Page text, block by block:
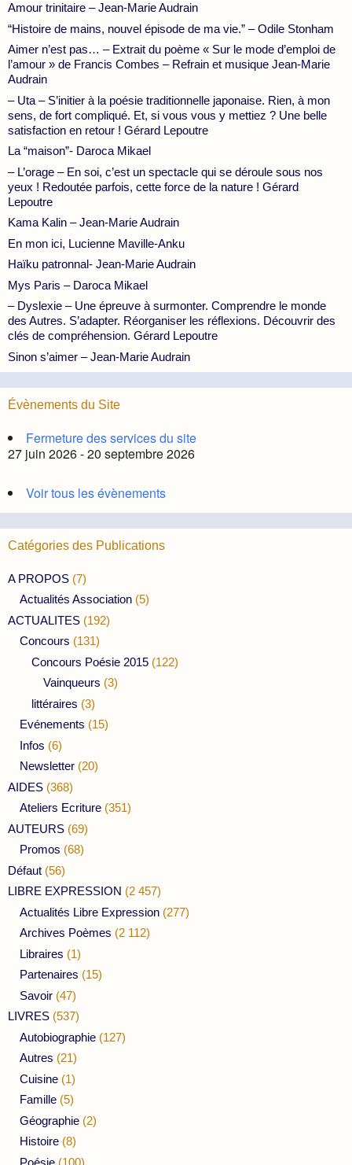
Amour trinitaire – Jean-Marie Audrain
“Histoire de mains, nouvel épisode de ma vie.” – Odile Stonham
Aimer n’est pas… – Extrait du poème « Sur le mode d’emploi de
l’amour » de Francis Combes – Refrain et musique Jean-Marie
Audrain
– Uta – S’initier à la poésie traditionnelle japonaise. Rien, à mon
sens, de fort compliqué. Et, si vous vous y mettiez ? Une belle
satisfaction en retour ! Gérard Lepoutre
La “maison”- Daroca Mikael
– L’orage – En soi, c’est un spectacle qui se déroule sous nos
yeux ! Redoutée parfois, cette force de la nature ! Gérard
Lepoutre
Kama Kalin – Jean-Marie Audrain
En mon ici, Lucienne Maville-Anku
Haïku patronnal- Jean-Marie Audrain
Mys Paris – Daroca Mikael
– Dyslexie – Une épreuve à surmonter. Comprendre le monde
des Autres. S’adapter. Réorganiser les réflexions. Découvrir des
clés de compréhension. Gérard Lepoutre
Sinon s’aimer – Jean-Marie Audrain
Évènements du Site
Fermeture des services du site
27 juin 2026 - 20 septembre 2026
Voir tous les évènements
Catégories des Publications
A PROPOS (7)
Actualités Association (5)
ACTUALITES (192)
Concours (131)
Concours Poésie 2015 (122)
Vainqueurs (3)
littéraires (3)
Evénements (15)
Infos (6)
Newsletter (20)
AIDES (368)
Ateliers Ecriture (351)
AUTEURS (69)
Promos (68)
Défaut (56)
LIBRE EXPRESSION (2 457)
Actualités Libre Expression (277)
Archives Poèmes (2 112)
Libraires (1)
Partenaires (15)
Savoir (47)
LIVRES (537)
Autobiographie (127)
Autres (21)
Cuisine (1)
Famille (5)
Géographie (2)
Histoire (8)
Poésie (100)